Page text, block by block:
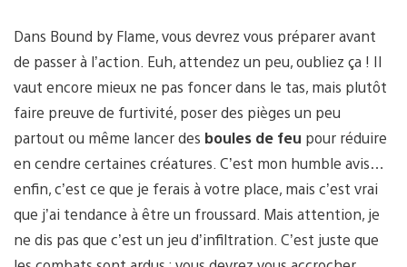
Dans Bound by Flame, vous devrez vous préparer avant
de passer à l’action. Euh, attendez un peu, oubliez ça ! Il
vaut encore mieux ne pas foncer dans le tas, mais plutôt
faire preuve de furtivité, poser des pièges un peu
partout ou même lancer des boules de feu pour réduire
en cendre certaines créatures. C’est mon humble avis…
enfin, c’est ce que je ferais à votre place, mais c’est vrai
que j’ai tendance à être un froussard. Mais attention, je
ne dis pas que c’est un jeu d’infiltration. C’est juste que